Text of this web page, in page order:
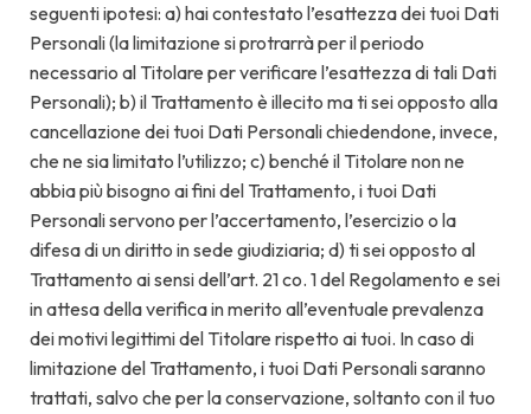
seguenti ipotesi: a) hai contestato l’esattezza dei tuoi Dati
Personali (la limitazione si protrarrà per il periodo
necessario al Titolare per verificare l’esattezza di tali Dati
Personali); b) il Trattamento è illecito ma ti sei opposto alla
cancellazione dei tuoi Dati Personali chiedendone, invece,
che ne sia limitato l’utilizzo; c) benché il Titolare non ne
abbia più bisogno ai fini del Trattamento, i tuoi Dati
Personali servono per l’accertamento, l’esercizio o la
difesa di un diritto in sede giudiziaria; d) ti sei opposto al
Trattamento ai sensi dell’art. 21 co. 1 del Regolamento e sei
in attesa della verifica in merito all’eventuale prevalenza
dei motivi legittimi del Titolare rispetto ai tuoi. In caso di
limitazione del Trattamento, i tuoi Dati Personali saranno
trattati, salvo che per la conservazione, soltanto con il tuo